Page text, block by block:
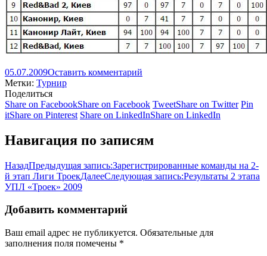
05.07.2009Оставить комментарий
Метки: Турнир
Поделиться
Share on FacebookShare on Facebook TweetShare on Twitter Pin
itShare on Pinterest Share on LinkedInShare on LinkedIn
Навигация по записям
НазадПредыдущая запись:Зарегистрированные команды на 2-
й этап Лиги ТроекДалееСледующая запись:Результаты 2 этапа
УПЛ «Троек» 2009
Добавить комментарий
Ваш email адрес не публикуется. Обязательные для
заполнения поля помечены *